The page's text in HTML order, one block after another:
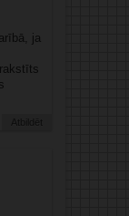
ja
Atbildēt